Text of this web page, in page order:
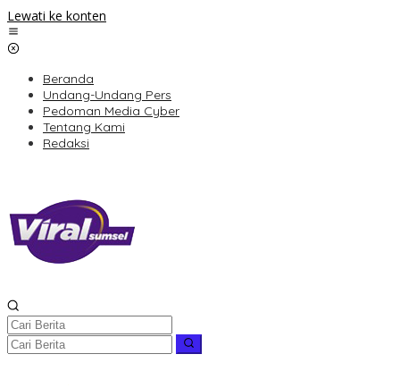
Lewati ke konten
Beranda
Undang-Undang Pers
Pedoman Media Cyber
Tentang Kami
Redaksi